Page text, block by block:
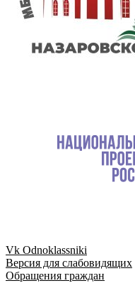
Vk Odnoklassniki
Версия для слабовидящих
Обращения граждан